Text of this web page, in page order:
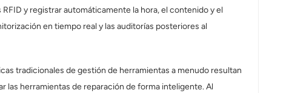
y registrar automáticamente la hora, el contenido y el
en tiempo real y las auditorías posteriores al
tradicionales de gestión de herramientas a menudo resultan
las herramientas de reparación de forma inteligente. Al